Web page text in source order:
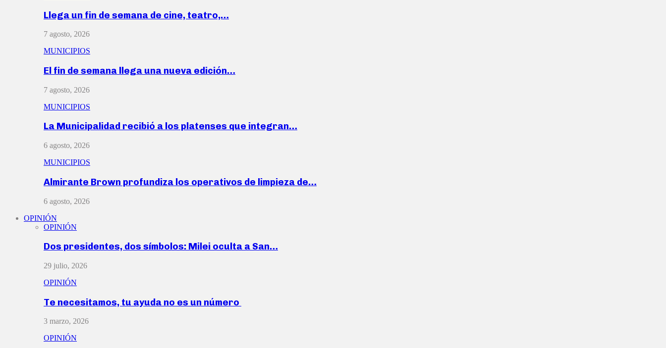
Llega un fin de semana de cine, teatro,…
7 agosto, 2026
MUNICIPIOS
El fin de semana llega una nueva edición…
7 agosto, 2026
MUNICIPIOS
La Municipalidad recibió a los platenses que integran…
6 agosto, 2026
MUNICIPIOS
Almirante Brown profundiza los operativos de limpieza de…
6 agosto, 2026
OPINIÓN
OPINIÓN
Dos presidentes, dos símbolos: Milei oculta a San…
29 julio, 2026
OPINIÓN
Te necesitamos, tu ayuda no es un número
3 marzo, 2026
OPINIÓN